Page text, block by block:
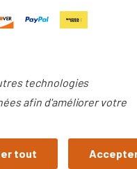
technologies
afin d'améliorer votre
tout